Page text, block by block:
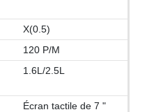
X(0.5)
120 P/M
1.6L/2.5L
Écran tactile de 7 "